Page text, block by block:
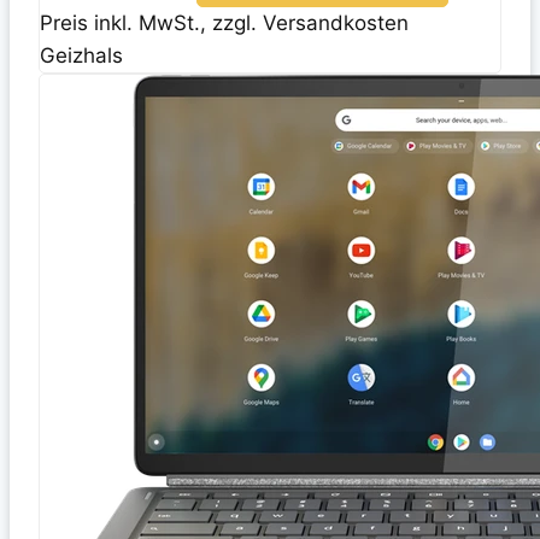
Preis inkl. MwSt., zzgl. Versandkosten
Geizhals